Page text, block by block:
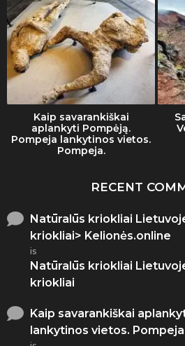
Kaip savarankiškai
aplankyti Pompėją.
Pompeja lankytinos vietos.
Pompeja.
RECENT
Natūralūs kriokliai
kriokliai> Kelionės.online
is
Natūralūs kriokliai
kriokliai
Kaip savarankiškai
lankytinos vietos.